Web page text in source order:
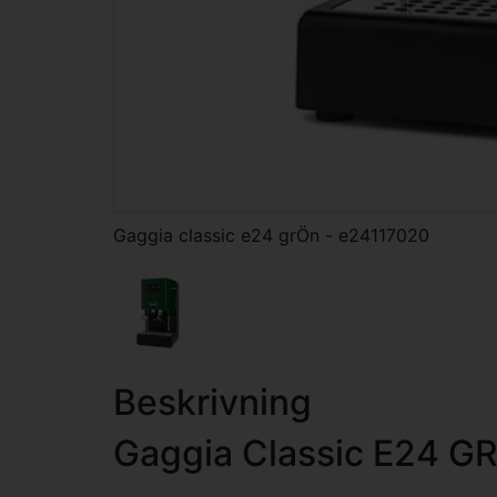
Gaggia classic e24 grÖn - e24117020
Beskrivning
Gaggia Classic E24